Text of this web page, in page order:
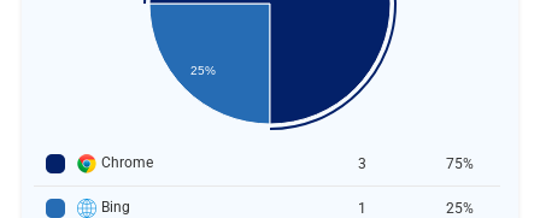
25%
Chrome 3 75%
Bing 1 25%